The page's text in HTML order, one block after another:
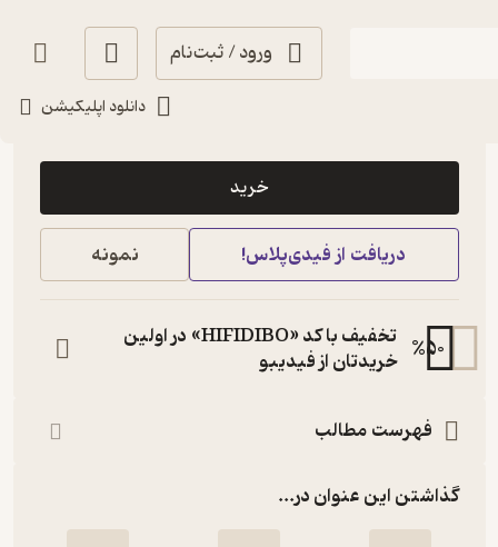
ورود / ثبت‌نام
دانلود اپلیکیشن
40,500
خرید
دریافت از فیدی‌پلاس! نمونه
%50
تخفیف با کد «HIFIDIBO» در اولین
خریدتان از فیدیبو
فهرست مطالب
گذاشتن این عنوان در...